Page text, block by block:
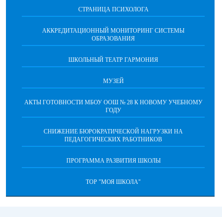
СТРАНИЦА ПСИХОЛОГА
АККРЕДИТАЦИОННЫЙ МОНИТОРИНГ СИСТЕМЫ
ОБРАЗОВАНИЯ
ШКОЛЬНЫЙ ТЕАТР ГАРМОНИЯ
МУЗЕЙ
АКТЫ ГОТОВНОСТИ МБОУ ООШ № 28 К НОВОМУ УЧЕБНОМУ
ГОДУ
СНИЖЕНИЕ БЮРОКРАТИЧЕСКОЙ НАГРУЗКИ НА
ПЕДАГОГИЧЕСКИХ РАБОТНИКОВ
ПРОГРАММА РАЗВИТИЯ ШКОЛЫ
ТОР "МОЯ ШКОЛА"